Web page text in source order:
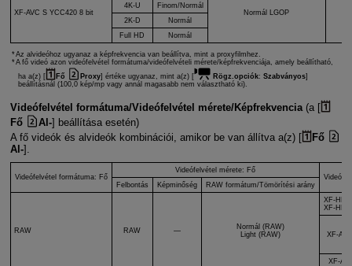
XF-AVC S YCC420 8 bit Normál LGOP
4K-U
Finom/Normál
2K-D
Normál
Full HD
Normál
Az alvideóhoz ugyanaz a képfrekvencia van beállítva, mint a proxyfilmhez.
A fő videó azon videófelvétel formátuma/videófelvételi mérete/képfrekvenciája, amely beállítható,
ha a(z) [
Fő Proxy] értéke ugyanaz, mint a(z) [ Rögz.opciók: Szabványos]
beállításnál (100,0 kép/mp vagy annál magasabb nem választható ki).
Videófelvétel formátuma/Videófelvétel mérete/Képfrekvencia(a [
Fő
Al-] beállítása esetén)
A fő videók és alvideók kombinációi, amikor be van állítva a(z) [
Fő
Al-].
Videófelvétel formátuma: Fő
Videófelvétel mérete: Fő
Felbontás
Képminőség RAW formátum/Tömörítési arány
RAW RAW —
Normál (RAW)
Light (RAW)
XF-
XF-
XF-
XF-